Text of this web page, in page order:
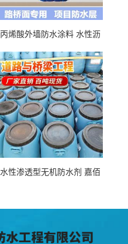
丙烯酸外墙防水涂料 水性沥
厂家
水性渗透型无机防水剂 嘉佰